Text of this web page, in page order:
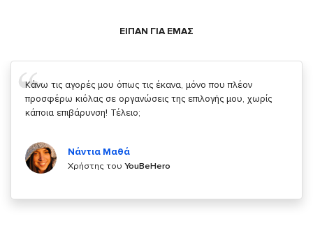
ΕΙΠΑΝ ΓΙΑ ΕΜΑΣ
Σας ευχαριστώ που μας δίνετε την δυνατότητα να κάνουμε
κάτι!
Χρήστης τουYouBeHero